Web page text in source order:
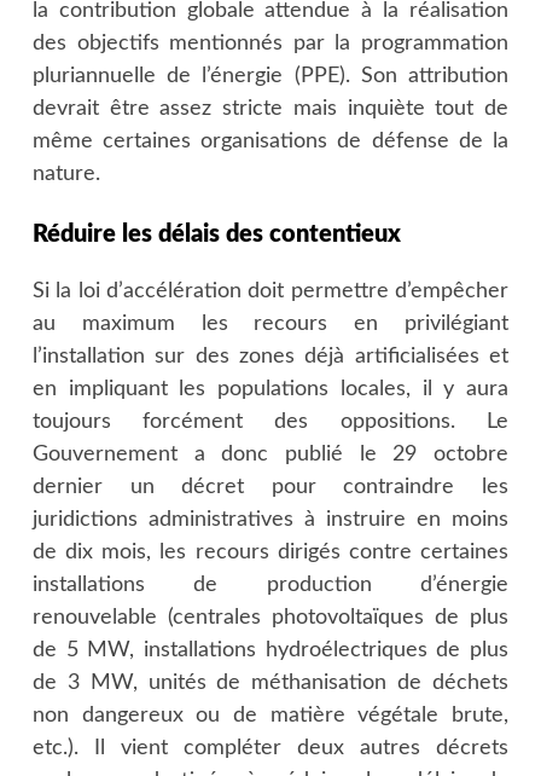
la contribution globale attendue à la réalisation
des objectifs mentionnés par la programmation
pluriannuelle de l’énergie (PPE). Son attribution
devrait être assez stricte mais inquiète tout de
même certaines organisations de défense de la
nature.
Réduire les délais des contentieux
Si la loi d’accélération doit permettre d’empêcher
au maximum les recours en privilégiant
l’installation sur des zones déjà artificialisées et
en impliquant les populations locales, il y aura
toujours forcément des oppositions. Le
Gouvernement a donc publié le 29 octobre
dernier un décret pour contraindre les
juridictions administratives à instruire en moins
de dix mois, les recours dirigés contre certaines
installations de production d’énergie
renouvelable (centrales photovoltaïques de plus
de 5 MW, installations hydroélectriques de plus
de 3 MW, unités de méthanisation de déchets
non dangereux ou de matière végétale brute,
etc.). Il vient compléter deux autres décrets